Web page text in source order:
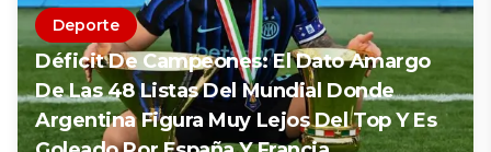
Deporte
Déficit De Campeones: El Dato Amargo
De Las 48 Listas Del Mundial Donde
Argentina Figura Muy Lejos Del Top Y Es